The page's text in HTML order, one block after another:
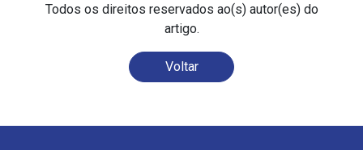
Todos os direitos reservados ao(s) autor(es) do
artigo.
Voltar